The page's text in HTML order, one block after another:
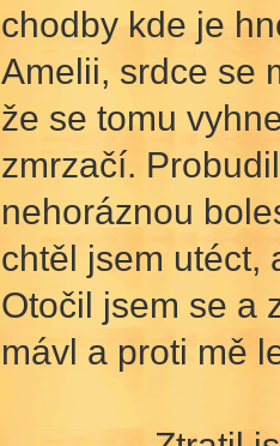
chodby kde je
Amelii, srdce se
že se tomu
zmrzačí.
nehoráznou
chtěl jsem utéct,
Otočil jsem se a
mávl a proti mě